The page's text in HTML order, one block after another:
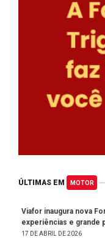
ÚLTIMAS EM MOTOR
Viafor inaugura nova
experiências e grande
17 DE ABRIL DE 2026